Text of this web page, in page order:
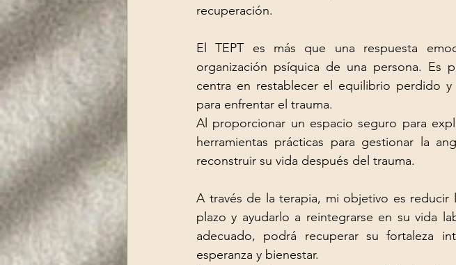
recuperación.
El TEPT es más que una respuesta
organización psíquica de una persona. Es
centra en restablecer el equilibrio perdido
para enfrentar el trauma.
Al proporcionar un espacio seguro para
herramientas prácticas para gestionar la
reconstruir su vida después del trauma.
A través de la terapia, mi objetivo es reducir
plazo y ayudarlo a reintegrarse en su vida
adecuado, podrá recuperar su fortaleza
esperanza y bienestar.